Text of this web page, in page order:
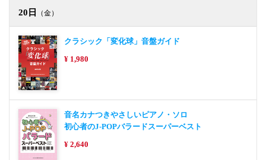
20日 （金）
クラシック「変化球」音盤ガイド
¥ 1,980
音名カナつきやさしいピアノ・ソロ
初心者のJ-POPバラードスーパーベスト
¥ 2,640